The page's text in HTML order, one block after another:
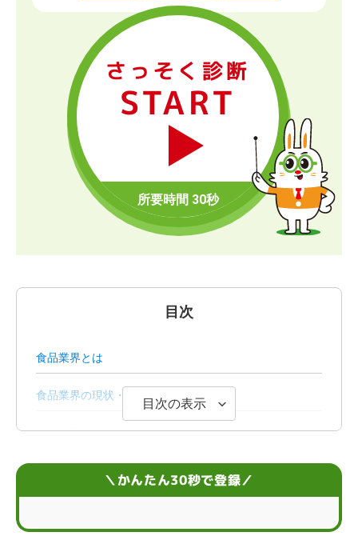
さっそく診断
START
目次
食品業界とは
食品業界の現状・課題
食品業界の今後の動向や将来性
目次の表示
＼かんたん30秒で登録／